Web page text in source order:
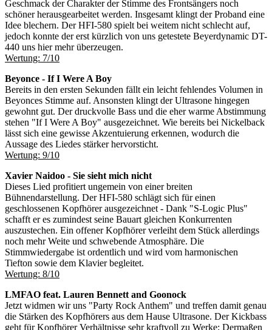
Geschmack der Charakter der Stimme des Frontsängers noch
schöner herausgearbeitet werden. Insgesamt klingt der Proband eine
Idee blechern. Der HFI-580 spielt bei weitem nicht schlecht auf,
jedoch konnte der erst kürzlich von uns getestete Beyerdynamic DT-
440 uns hier mehr überzeugen.
Wertung: 7/10
Beyonce - If I Were A Boy
Bereits in den ersten Sekunden fällt ein leicht fehlendes Volumen in
Beyonces Stimme auf. Ansonsten klingt der Ultrasone hingegen
gewohnt gut. Der druckvolle Bass und die eher warme Abstimmung
stehen "If I Were A Boy" ausgezeichnet. Wie bereits bei Nickelback
lässt sich eine gewisse Akzentuierung erkennen, wodurch die
Aussage des Liedes stärker hervorsticht.
Wertung: 9/10
Xavier Naidoo - Sie sieht mich nicht
Dieses Lied profitiert ungemein von einer breiten
Bühnendarstellung. Der HFI-580 schlägt sich für einen
geschlossenen Kopfhörer ausgezeichnet - Dank "S-Logic Plus"
schafft er es zumindest seine Bauart gleichen Konkurrenten
auszustechen. Ein offener Kopfhörer verleiht dem Stück allerdings
noch mehr Weite und schwebende Atmosphäre. Die
Stimmwiedergabe ist ordentlich und wird vom harmonischen
Tiefton sowie dem Klavier begleitet.
Wertung: 8/10
LMFAO feat. Lauren Bennett and Goonock
Jetzt widmen wir uns "Party Rock Anthem" und treffen damit genau
die Stärken des Kopfhörers aus dem Hause Ultrasone. Der Kickbass
geht für Kopfhörer Verhältnisse sehr kraftvoll zu Werke: Dermaßen